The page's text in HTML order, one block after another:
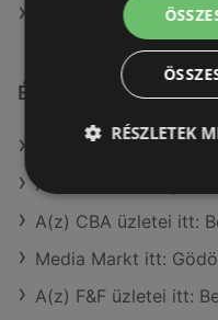
A(z) G'Roby ajánlatai
Érdeklődésre
Reál itt: Kisvárdai
Pepco itt: Karcagi
A(z) CBA üzletei itt:
Media Markt itt:
A(z) F&F üzletei itt:
RÉSZLETEK